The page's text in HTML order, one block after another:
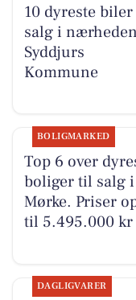
10 dyreste
salg i
Syddjurs
Kommune
BOLIGMARKED
Top 6 over
boliger til salg i
Mørke. Priser
til 5.495.000 kr
DAGLIGVARER